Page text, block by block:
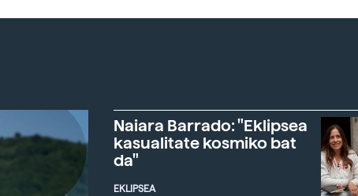
Naiara Barrado: "Eklipsea
kasualitate kosmiko bat
da"
EKLIPSEA